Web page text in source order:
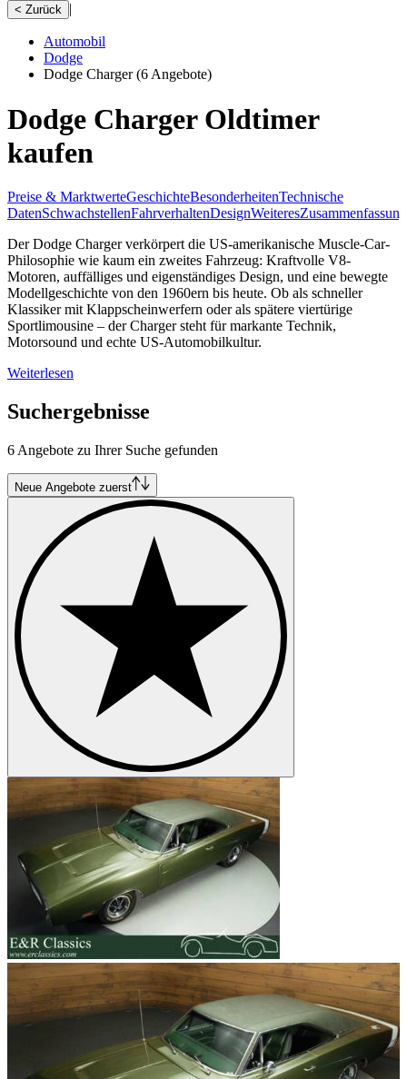
< Zurück |
Automobil
Dodge
Dodge Charger(6 Angebote)
Dodge Charger Oldtimer
kaufen
Preise & MarktwerteGeschichteBesonderheitenTechnische
DatenSchwachstellenFahrverhaltenDesignWeiteresZusammenfassung
Der Dodge Charger verkörpert die US-amerikanische Muscle-Car-
Philosophie wie kaum ein zweites Fahrzeug: Kraftvolle V8-
Motoren, auffälliges und eigenständiges Design, und eine bewegte
Modellgeschichte von den 1960ern bis heute. Ob als schneller
Klassiker mit Klappscheinwerfern oder als spätere viertürige
Sportlimousine – der Charger steht für markante Technik,
Motorsound und echte US-Automobilkultur.
Weiterlesen
Suchergebnisse
6 Angebote zu Ihrer Suche gefunden
Neue Angebote zuerst